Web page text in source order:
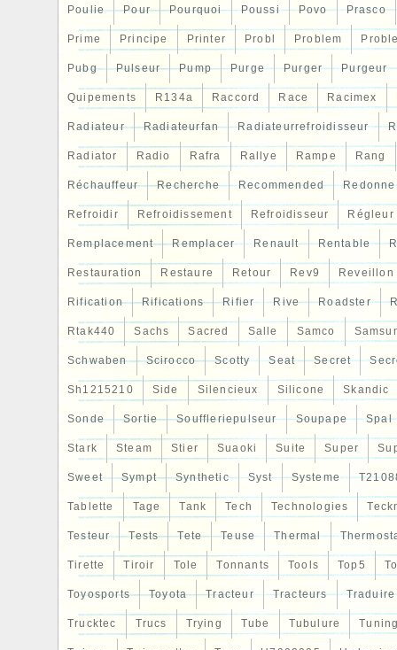
Poulie Pour Pourquoi Poussi Povo Prasco
Prime Principe Printer Probl Problem
Pubg Pulseur Pump Purge Purger Purgeur
Quipements R134a Raccord Race Racimex
Radiateur Radiateurfan Radiateurrefroidisseur
Radiator Radio Rafra Rallye Rampe Rang
Réchauffeur Recherche Recommended Redonne
Refroidir Refroidissement Refroidisseur Régleur
Remplacement Remplacer Renault Rentable
Restauration Restaure Retour Rev9 Reveillon
Rification Rifications Rifier Rive Roadster
Rtak440 Sachs Sacred Salle Samco
Schwaben Scirocco Scotty Seat Secret
Sh1215210 Side Silencieux Silicone Skandic
Sonde Sortie Souffleriepulseur Soupape Spal
Stark Steam Stier Suaoki Suite Super
Sweet Sympt Synthetic Syst Systeme
Tablette Tage Tank Tech Technologies
Testeur Tests Tete Teuse Thermal
Tirette Tiroir Tole Tonnants Tools Top5
Toyosports Toyota Tracteur Tracteurs Traduire
Trucktec Trucs Trying Tube Tubulure